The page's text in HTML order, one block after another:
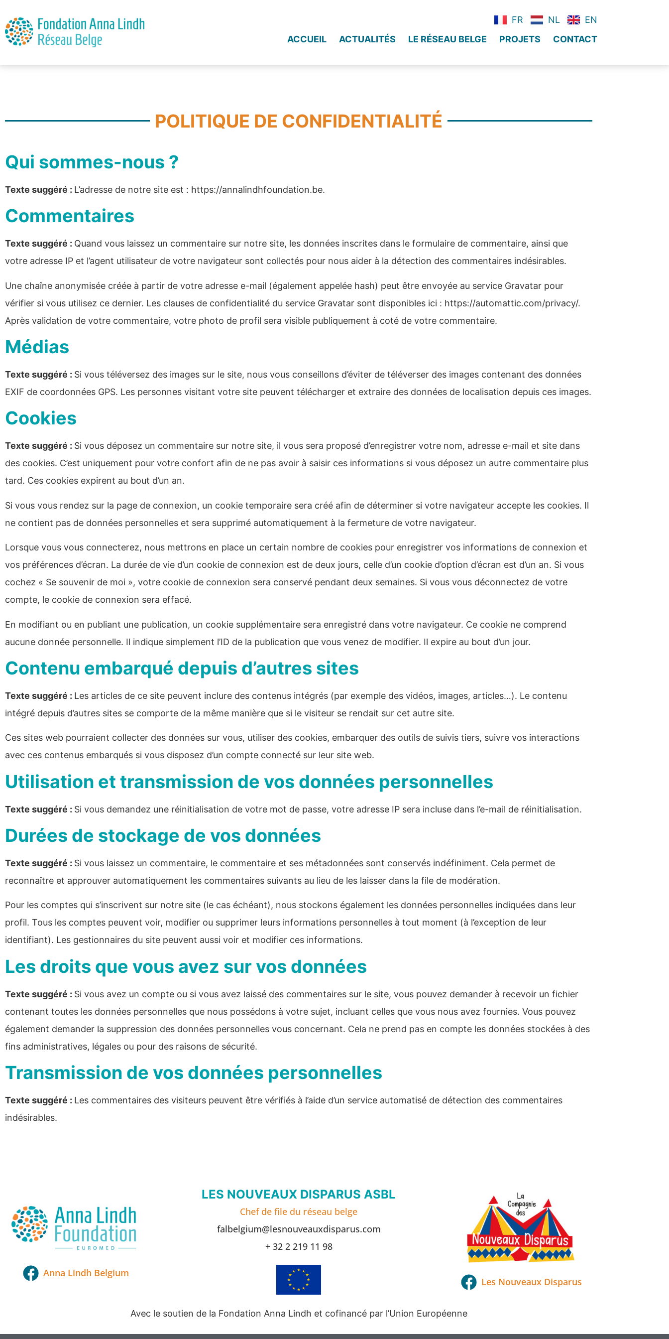
FR NL
EN
ACCUEIL
ACTUALITÉS LE RÉSEAU BELGE PROJETS CONTACT
POLITIQUE DE CONFIDENTIALITÉ
Qui sommes-nous ?
Texte suggéré : L’adresse de notre site est : https://annalindhfoundation.be.
Commentaires
Texte suggéré : Quand vous laissez un commentaire sur notre site, les données inscrites dans le formulaire de commentaire, ainsi que
votre adresse IP et l’agent utilisateur de votre navigateur sont collectés pour nous aider à la détection des commentaires indésirables.
Une chaîne anonymisée créée à partir de votre adresse e-mail (également appelée hash) peut être envoyée au service Gravatar pour
vérifier si vous utilisez ce dernier. Les clauses de confidentialité du service Gravatar sont disponibles ici : https://automattic.com/privacy/.
Après validation de votre commentaire, votre photo de profil sera visible publiquement à coté de votre commentaire.
Médias
Texte suggéré : Si vous téléversez des images sur le site, nous vous conseillons d’éviter de téléverser des images contenant des données
EXIF de coordonnées GPS. Les personnes visitant votre site peuvent télécharger et extraire des données de localisation depuis ces images.
Cookies
Texte suggéré : Si vous déposez un commentaire sur notre site, il vous sera proposé d’enregistrer votre nom, adresse e-mail et site dans
des cookies. C’est uniquement pour votre confort afin de ne pas avoir à saisir ces informations si vous déposez un autre commentaire plus
tard. Ces cookies expirent au bout d’un an.
Si vous vous rendez sur la page de connexion, un cookie temporaire sera créé afin de déterminer si votre navigateur accepte les cookies. Il
ne contient pas de données personnelles et sera supprimé automatiquement à la fermeture de votre navigateur.
Lorsque vous vous connecterez, nous mettrons en place un certain nombre de cookies pour enregistrer vos informations de connexion et
vos préférences d’écran. La durée de vie d’un cookie de connexion est de deux jours, celle d’un cookie d’option d’écran est d’un an. Si vous
cochez « Se souvenir de moi », votre cookie de connexion sera conservé pendant deux semaines. Si vous vous déconnectez de votre
compte, le cookie de connexion sera effacé.
En modifiant ou en publiant une publication, un cookie supplémentaire sera enregistré dans votre navigateur. Ce cookie ne comprend
aucune donnée personnelle. Il indique simplement l’ID de la publication que vous venez de modifier. Il expire au bout d’un jour.
Contenu embarqué depuis d’autres sites
Texte suggéré : Les articles de ce site peuvent inclure des contenus intégrés (par exemple des vidéos, images, articles…). Le contenu
intégré depuis d’autres sites se comporte de la même manière que si le visiteur se rendait sur cet autre site.
Ces sites web pourraient collecter des données sur vous, utiliser des cookies, embarquer des outils de suivis tiers, suivre vos interactions
avec ces contenus embarqués si vous disposez d’un compte connecté sur leur site web.
Utilisation et transmission de vos données personnelles
Texte suggéré : Si vous demandez une réinitialisation de votre mot de passe, votre adresse IP sera incluse dans l’e-mail de réinitialisation.
Durées de stockage de vos données
Texte suggéré : Si vous laissez un commentaire, le commentaire et ses métadonnées sont conservés indéfiniment. Cela permet de
reconnaître et approuver automatiquement les commentaires suivants au lieu de les laisser dans la file de modération.
Pour les comptes qui s’inscrivent sur notre site (le cas échéant), nous stockons également les données personnelles indiquées dans leur
profil. Tous les comptes peuvent voir, modifier ou supprimer leurs informations personnelles à tout moment (à l’exception de leur
identifiant). Les gestionnaires du site peuvent aussi voir et modifier ces informations.
Les droits que vous avez sur vos données
Texte suggéré : Si vous avez un compte ou si vous avez laissé des commentaires sur le site, vous pouvez demander à recevoir un fichier
contenant toutes les données personnelles que nous possédons à votre sujet, incluant celles que vous nous avez fournies. Vous pouvez
également demander la suppression des données personnelles vous concernant. Cela ne prend pas en compte les données stockées à des
fins administratives, légales ou pour des raisons de sécurité.
Transmission de vos données personnelles
Texte suggéré : Les commentaires des visiteurs peuvent être vérifiés à l’aide d’un service automatisé de détection des commentaires
indésirables.
Anna Lindh Belgium
LES NOUVEAUX DISPARUS ASBL
Chef de file du réseau belge
falbelgium@lesnouveauxdisparus.com
+ 32 2 219 11 98
Les Nouveaux Disparus
Avec le soutien de la Fondation Anna Lindh et cofinancé par l’Union Européenne